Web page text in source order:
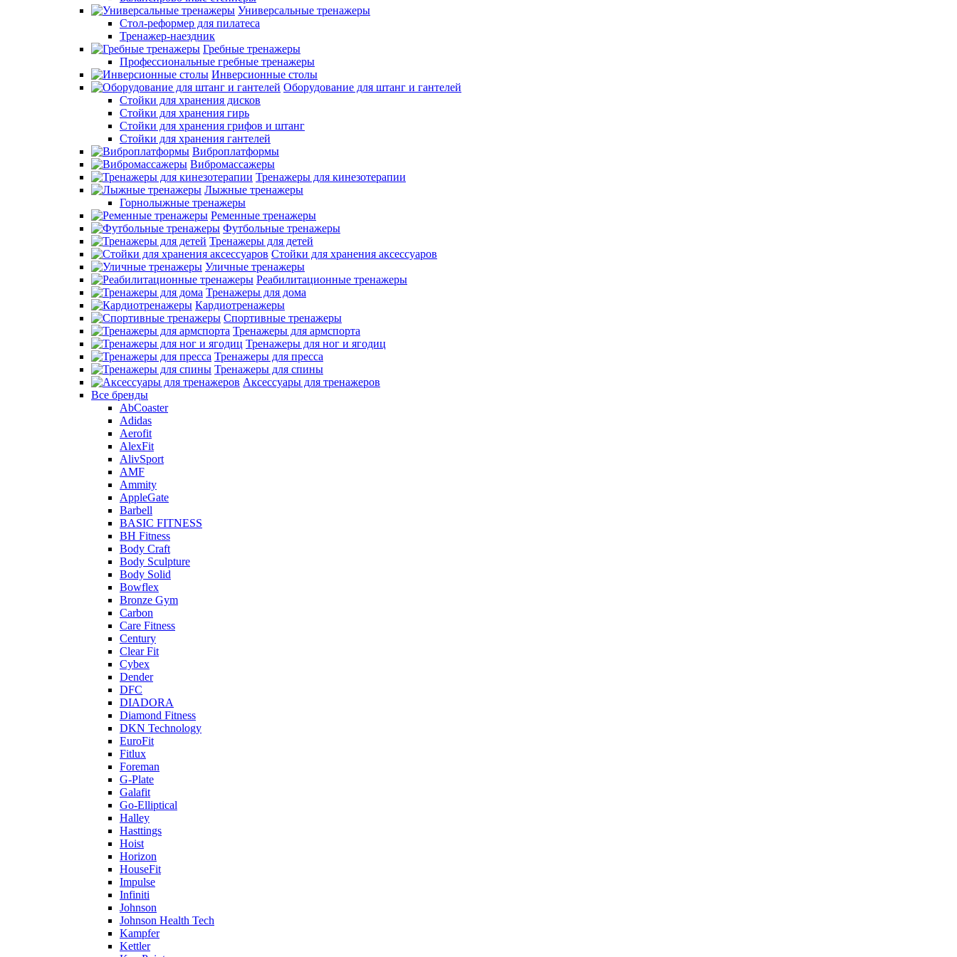
Универсальные тренажеры
Стол-реформер для пилатеса
Тренажер-наездник
Гребные тренажеры
Профессиональные гребные тренажеры
Инверсионные столы
Оборудование для штанг и гантелей
Стойки для хранения дисков
Стойки для хранения гирь
Стойки для хранения грифов и штанг
Стойки для хранения гантелей
Виброплатформы
Вибромассажеры
Тренажеры для кинезотерапии
Лыжные тренажеры
Горнолыжные тренажеры
Ременные тренажеры
Футбольные тренажеры
Тренажеры для детей
Стойки для хранения аксессуаров
Уличные тренажеры
Реабилитационные тренажеры
Тренажеры для дома
Кардиотренажеры
Спортивные тренажеры
Тренажеры для армспорта
Тренажеры для ног и ягодиц
Тренажеры для пресса
Тренажеры для спины
Аксессуары для тренажеров
Все бренды
AbCoaster
Adidas
Aerofit
AlexFit
AlivSport
AMF
Ammity
AppleGate
Barbell
BASIC FITNESS
BH Fitness
Body Craft
Body Sculpture
Body Solid
Bowflex
Bronze Gym
Carbon
Care Fitness
Century
Clear Fit
Cybex
Dender
DFC
DIADORA
Diamond Fitness
DKN Technology
EuroFit
Fitlux
Foreman
G-Plate
Galafit
Go-Elliptical
Halley
Hasttings
Hoist
Horizon
HouseFit
Impulse
Infiniti
Johnson
Johnson Health Tech
Kampfer
Kettler